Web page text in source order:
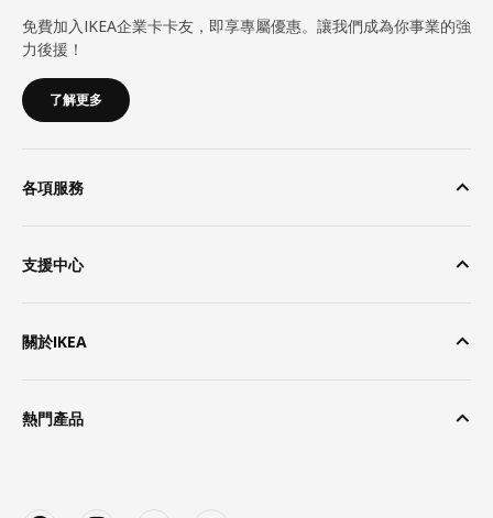
免費加入IKEA企業卡卡友，即享專屬優惠。讓我們成為你事業的強
力後援！
了解更多
各項服務
支援中心
關於IKEA
熱門產品